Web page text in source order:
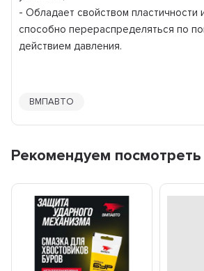
- Обладает свойством пластичности
способно перераспределяться по
действием давления.
ВМПАВТО
Рекомендуем посмотреть